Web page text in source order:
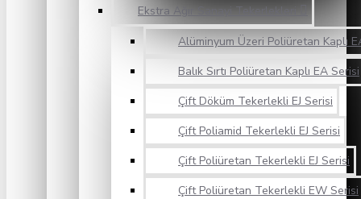
Ekstra Ağır Sanayi Tekerlekleri
Alüminyum Üzeri Poliüretan Kaplı
Balık Sırtı Poliüretan Kaplı EA Serisi
Çift Döküm Tekerlekli EJ Serisi
Çift Poliamid Tekerlekli EJ Serisi
Çift Poliüretan Tekerlekli EJ Serisi
Çift Poliüretan Tekerlekli EW Serisi